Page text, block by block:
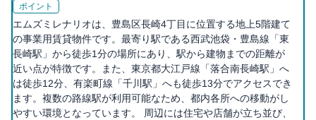
ポイント
エムズミレナリオは、豊島区長崎4丁目に位置する地上5階建て
の事業用賃貸物件です。最寄り駅である西武池袋・豊島線「東
長崎駅」から徒歩1分の場所にあり、駅から建物までの距離が
近い点が特徴です。また、東京都大江戸線「落合南長崎駅」へ
は徒歩12分、有楽町線「千川駅」へも徒歩13分でアクセスでき
ます。複数の路線駅が利用可能なため、都内各所への移動がし
やすい環境となっています。 周辺には住宅や店舗が立ち並び、